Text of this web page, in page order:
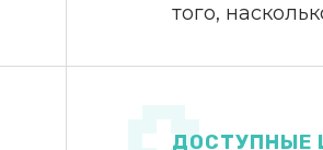
того,
ДОСТУПНЫЕ